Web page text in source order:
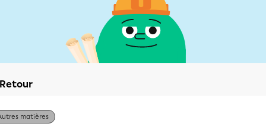
Retour
matières